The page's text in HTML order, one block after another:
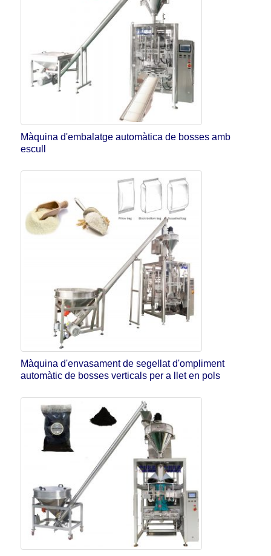
Màquina d'embalatge automàtica de bosses amb
escull
Màquina d'envasament de segellat d'ompliment
automàtic de bosses verticals per a llet en pols